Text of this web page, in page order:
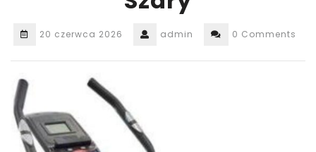
20 czerwca 2026 admin 0 Comments